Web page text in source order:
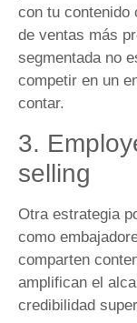
con tu contenido
de ventas más
segmentada no
competir en un
contar.
3.
selling
Otra estrategia
como
comparten
amplifican el
credibilidad